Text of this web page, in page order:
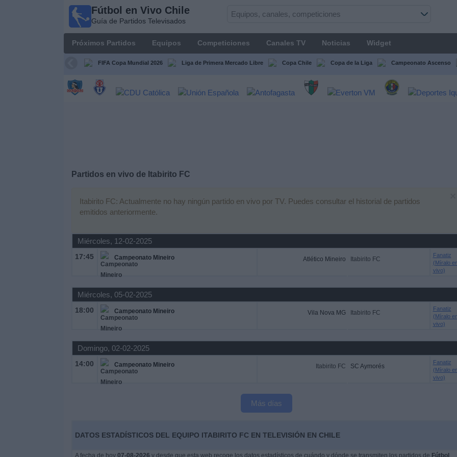
Fútbol en Vivo Chile
Guía de Partidos Televisados
Próximos Partidos Equipos Competiciones Canales TV Noticias Widget
FIFA Copa Mundial 2026 Liga de Primera Mercado Libre Copa Chile Copa de la Liga Campeonato Ascenso
Partidos en vivo de Itabirito FC
Itabirito FC: Actualmente no hay ningún partido en vivo por TV. Puedes consultar el historial de partidos
emitidos anteriormente.
Miércoles, 12-02-2025
17:45 Campeonato Mineiro Atlético Mineiro Itabirito FC
Fanatiz
(Míralo en
vivo)
Miércoles, 05-02-2025
18:00 Campeonato Mineiro Vila Nova MG Itabirito FC
Fanatiz
(Míralo en
vivo)
Domingo, 02-02-2025
14:00 Campeonato Mineiro Itabirito FC SC Aymorés
Fanatiz
(Míralo en
vivo)
Más días
DATOS ESTADÍSTICOS DEL EQUIPO ITABIRITO FC EN TELEVISIÓN EN CHILE
A fecha de hoy 07-08-2026 y desde que esta web recoge los datos estadísticos de cuándo y dónde se transmiten los partidos de Fútbol